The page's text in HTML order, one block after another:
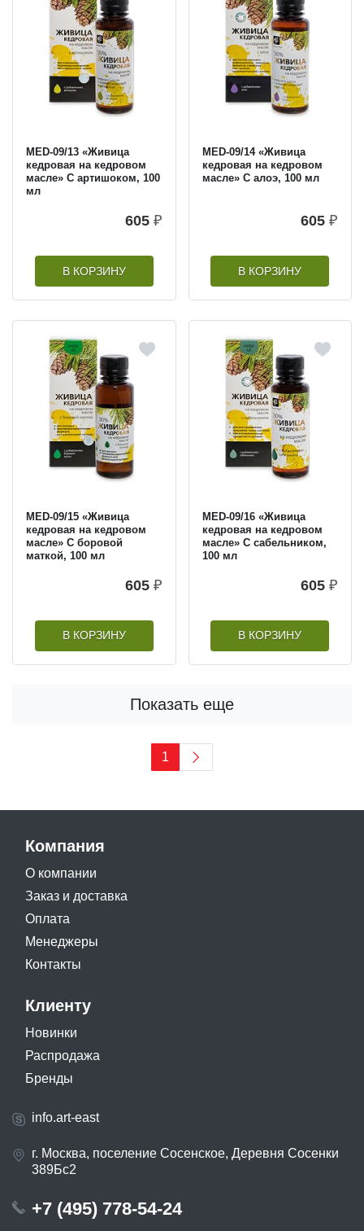
MED-09/13 «Живица
кедровая на кедровом
масле» С артишоком, 100
мл
605 ₽
В КОРЗИНУ
MED-09/14 «Живица
кедровая на кедровом
масле» С алоэ, 100 мл
605 ₽
В КОРЗИНУ
MED-09/15 «Живица
кедровая на кедровом
масле» С боровой
маткой, 100 мл
605 ₽
В КОРЗИНУ
MED-09/16 «Живица
кедровая на кедровом
масле» С сабельником,
100 мл
605 ₽
В КОРЗИНУ
Показать еще
1
Компания
О компании
Заказ и доставка
Оплата
Менеджеры
Контакты
Клиенту
Новинки
Распродажа
Бренды
info.art-east
г. Москва, поселение Сосенское, Деревня Сосенки
389Бс2
+7 (495) 778-54-24